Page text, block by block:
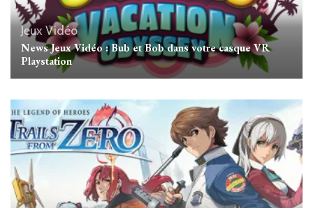
Jeux Vidéo
News Jeux Vidéo : Bub et Bob dans votre casque VR
Playstation